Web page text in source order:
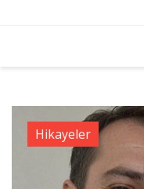
Hikayeler